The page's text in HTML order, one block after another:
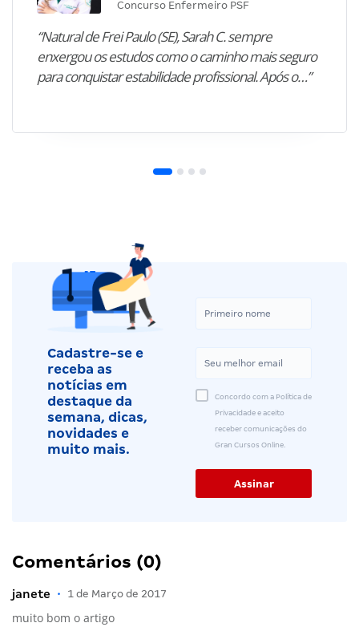
Concurso Enfermeiro PSF
“Natural de Frei Paulo (SE), Sarah C. sempre
enxergou os estudos como o caminho mais seguro
para conquistar estabilidade profissional. Após o…”
Cadastre-se e
receba as
notícias em
destaque da
semana, dicas,
novidades e
muito mais.
Concordo com a Política de
Privacidade e aceito
receber comunicações do
Gran Cursos Online.
Comentários (0)
janete • 1 de Março de 2017
muito bom o artigo